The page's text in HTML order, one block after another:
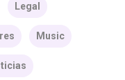
Legal
Music